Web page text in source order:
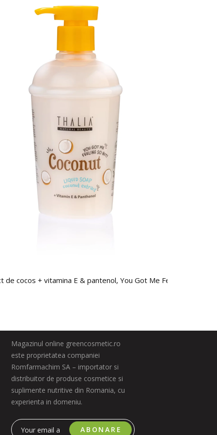
de cocos + vitamina E & pantenol, You Got Me Feeling so Nut,
Magazinul online greencosmetic.ro
este proprietatea companiei
Romfarmachim SA – importator si
distribuitor de produse cosmetice si
suplimente nutritive din Romania, cu
experienta in domeniu.
ABONARE